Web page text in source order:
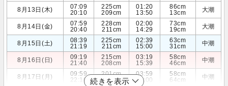
8月13日(木)
07:09
20:10
225cm
209cm
01:20
13:50
86cm
13cm
大潮
8月14日(金)
07:59
20:40
228cm
211cm
02:00
14:29
73cm
19cm
大潮
8月15日(土)
08:39
21:19
225cm
211cm
02:39
15:00
63cm
31cm
中潮
8月16日(日)
09:19
21:40
215cm
208cm
03:19
15:39
58cm
46cm
中潮
8月17日(月)
09:59
22:10
201cm
203cm
03:59
16:00
58cm
64cm
中潮
続きを表示